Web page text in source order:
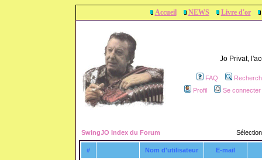
Accueil NEWS Livre d'or
Jo Privat,
FAQ
Profil
Se
SwingJO Index du Forum
# Nom d'utilisateur E-mail